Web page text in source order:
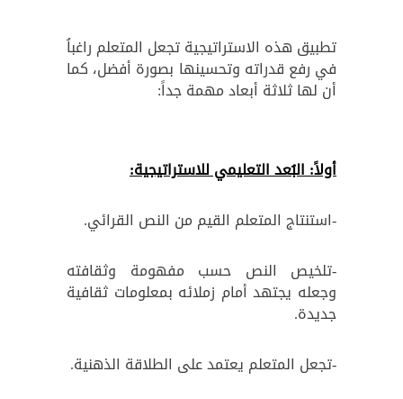
تطبيق هذه الاستراتيجية تجعل المتعلم راغباُ
في رفع قدراته وتحسينها بصورة أفضل، كما
أن لها ثلاثة أبعاد مهمة جداً:
أولاً: البُعد التعليمي للاستراتيجية:
-استنتاج المتعلم القيم من النص القرائي.
-تلخيص النص حسب مفهومة وثقافته
وجعله يجتهد أمام زملائه بمعلومات ثقافية
جديدة.
-تجعل المتعلم يعتمد على الطلاقة الذهنية.